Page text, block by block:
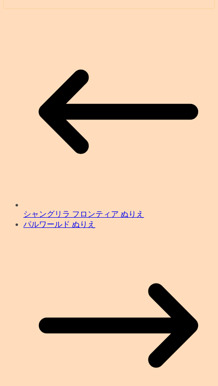
シャングリラ フロンティア ぬりえ
パルワールド ぬりえ